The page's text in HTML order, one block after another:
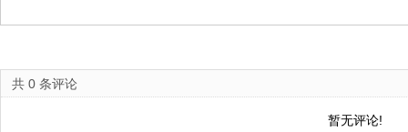
共 0 条评论
暂无评论!